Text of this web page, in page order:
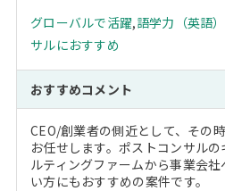
グローバルで活躍,語学力（英語
サルにおすすめ
おすすめコメント
CEO/創業者の側近として、その
お任せします。ポストコンサル
ルティングファームから事業会
い方にもおすすめの案件です。